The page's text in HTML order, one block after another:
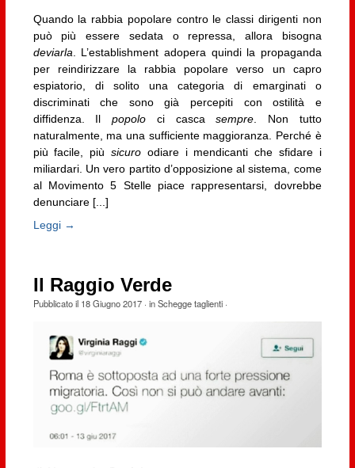
Quando la rabbia popolare contro le classi dirigenti non
può più essere sedata o repressa, allora bisogna
deviarla . L’establishment adopera quindi la propaganda
per reindirizzare la rabbia popolare verso un capro
espiatorio, di solito una categoria di emarginati o
discriminati che sono già percepiti con ostilità e
diffidenza. Ilpopolo ci cascasempre . Non tutto
naturalmente, ma una sufficiente maggioranza. Perché è
più facile, piùsicuro odiare i mendicanti che sfidare i
miliardari. Un vero partito d’opposizione al sistema, come
al Movimento 5 Stelle piace rappresentarsi, dovrebbe
denunciare [...]
Leggi →
Il Raggio Verde
Pubblicato il 18 Giugno 2017· inSchegge taglienti·